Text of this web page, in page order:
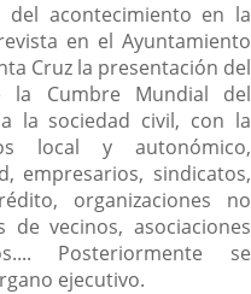
acontecimiento en la
en el Ayuntamiento
Cruz la presentación del
Cumbre Mundial del
la sociedad civil, con la
local y autonómico,
empresarios, sindicatos,
organizaciones no
de vecinos, asociaciones
Posteriormente se
ejecutivo.